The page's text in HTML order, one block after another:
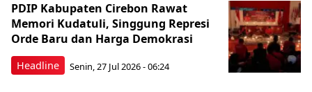
Headline
PDIP Kabupaten Cirebon Rawat
Memori Kudatuli, Singgung Represi
Orde Baru dan Harga Demokrasi
Senin, 27 Jul 2026 - 06:24